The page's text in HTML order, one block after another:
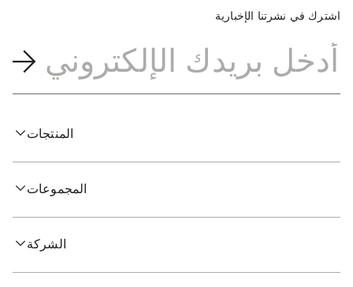
اشترك في نشرتنا الإخبارية
المنتجات
المجموعات
الشركة